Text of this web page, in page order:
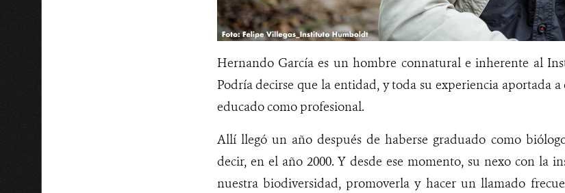
Hernando García es un hombre connatural e inherente al
Podría decirse que la entidad, y toda su experiencia aportada
educado como profesional.
Allí llegó un año después de haberse graduado como
decir, en el año 2000. Y desde ese momento, su nexo con la
nuestra biodiversidad, promoverla y hacer un llamado